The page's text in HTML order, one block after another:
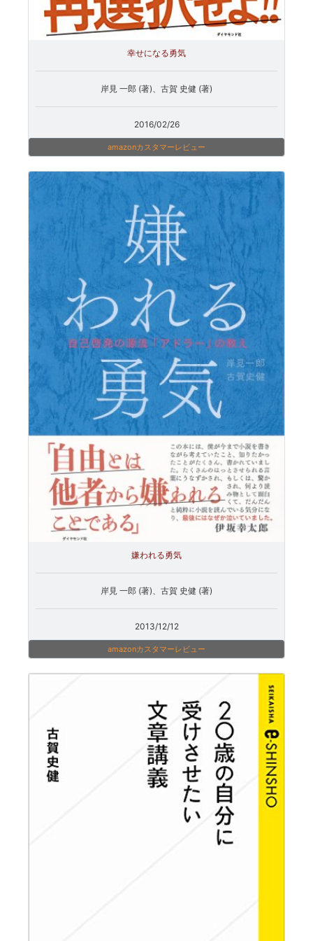
幸せになる勇気
岸見 一郎 (著)、古賀 史健 (著)
2016/02/26
amazonカスタマーレビュー
嫌われる勇気
岸見 一郎 (著)、古賀 史健 (著)
2013/12/12
amazonカスタマーレビュー